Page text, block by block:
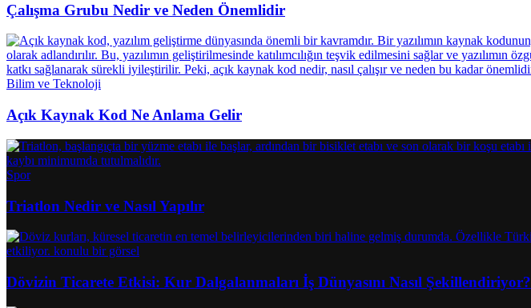
Çalışma Grubu Nedir ve Neden Önemlidir
Bilim ve Teknoloji
Açık Kaynak Kod Ne Anlama Gelir
Spor
Triatlon Nedir ve Nasıl Yapılır
Dövizin Ticarete Etkisi: Kur Dalgalanmaları İş Dünyasını Nasıl Şekillendiriyor?